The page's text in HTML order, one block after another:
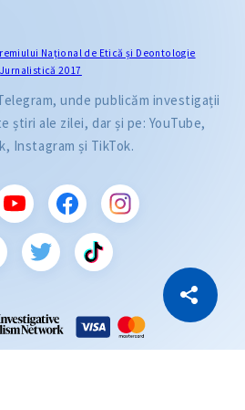
Copiază Link
Naţional de Etică și Deontologie
Jurnalistică 2017
unde publicăm investigații
știri ale zilei, dar și pe: YouTube,
Instagram și TikTok.